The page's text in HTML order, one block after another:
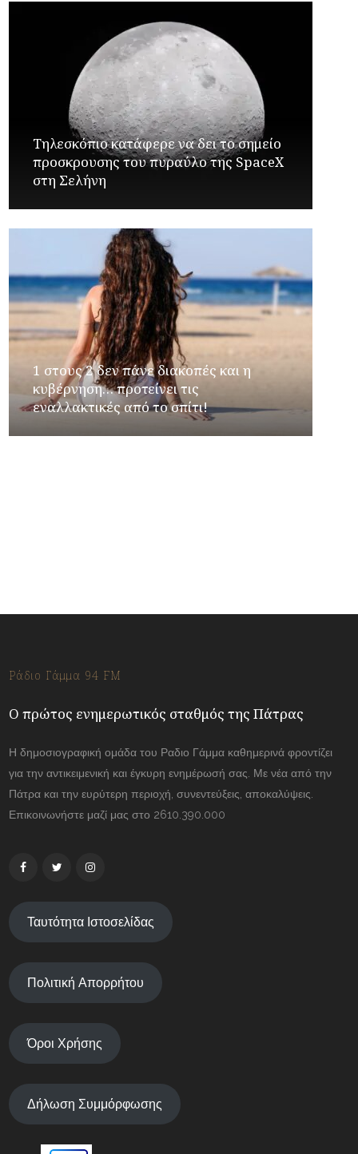
Τηλεσκόπιο κατάφερε να δει το σημείο
προσκρουσης του πυραύλο της SpaceX
στη Σελήνη
1 στους 2 δεν πάνε διακοπές και η
κυβέρνηση… προτείνει τις
εναλλακτικές από το σπίτι!
Ράδιο Γάμμα 94 FM
Ο πρώτος ενημερωτικός σταθμός της Πάτρας
Η δημοσιογραφική ομάδα του Ραδιο Γάμμα καθημερινά φροντίζει
για την αντικειμενική και έγκυρη ενημέρωσή σας. Με νέα από την
Πάτρα και την ευρύτερη περιοχή, συνεντεύξεις, αποκαλύψεις.
Επικοινωνήστε μαζί μας στο 2610.390.000
Ταυτότητα Ιστοσελίδας
Πολιτική Απορρήτου
Όροι Χρήσης
Δήλωση Συμμόρφωσης